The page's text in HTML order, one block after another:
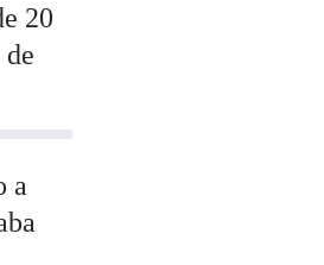
20
a